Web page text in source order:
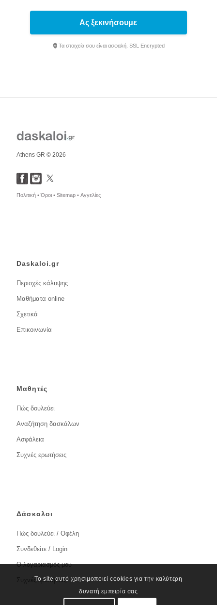
Ας ξεκινήσουμε
Τα στοιχεία σου είναι ασφαλή. SSL Encrypted
Athens GR © 2026
Πολιτική •Όροι • Sitemap • Αγγελίες
Daskaloi.gr
Περιοχές κάλυψης
Μαθήματα online
Σχετικά
Επικοινωνία
Μαθητές
Πώς δουλεύει
Αναζήτηση δασκάλων
Ασφάλεια
Συχνές ερωτήσεις
Δάσκαλοι
Πώς δουλεύει / Οφέλη
Συνδεθείτε / Login
Ο λογαριασμός μου
Συχνές ερωτήσεις
Το site αυτό χρησιμοποιεί cookies για την καλύτερη
δυνατή εμπειρία σας